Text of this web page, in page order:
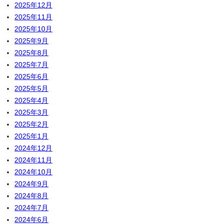
2025年12月
2025年11月
2025年10月
2025年9月
2025年8月
2025年7月
2025年6月
2025年5月
2025年4月
2025年3月
2025年2月
2025年1月
2024年12月
2024年11月
2024年10月
2024年9月
2024年8月
2024年7月
2024年6月